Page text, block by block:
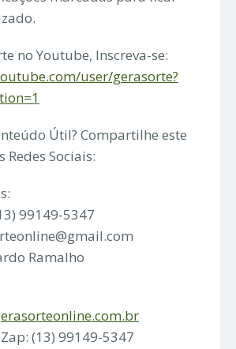
no Youtube, Inscreva-se:
user/gerasorte?
Útil? Compartilhe este
Redes Sociais:
99149-5347
Ramalho
(13) 99149-5347